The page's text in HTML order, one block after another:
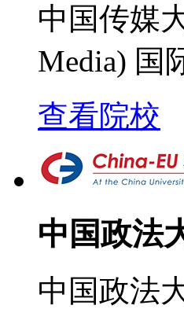
中国传媒
Media) 国
查看院校
中国政法
中国政法